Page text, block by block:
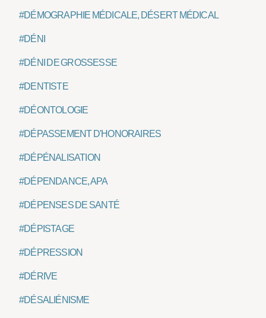
#DÉMOGRAPHIE MÉDICALE, DÉSERT MÉDICAL
#DÉNI
#DÉNI DE GROSSESSE
#DENTISTE
#DÉONTOLOGIE
#DÉPASSEMENT D'HONORAIRES
#DÉPÉNALISATION
#DÉPENDANCE, APA
#DÉPENSES DE SANTÉ
#DÉPISTAGE
#DÉPRESSION
#DÉRIVE
#DÉSALIÉNISME